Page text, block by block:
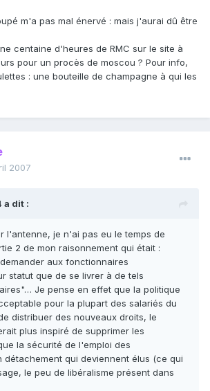
m'a pas mal énervé : mais j'aurai dû être
centaine d'heures de RMC sur le site à
pour un procès de moscou ? Pour info,
: une bouteille de champagne à qui les
2007
a dit :
l'antenne, je n'ai pas eu le temps de
2 de mon raisonnement qui était :
aux fonctionnaires
statut que de se livrer à de tels
Je pense en effet que la politique
pour la plupart des salariés du
distribuer des nouveaux droits, le
plus inspiré de supprimer les
la sécurité de l'emploi des
détachement qui deviennent élus (ce qui
le peu de libéralisme présent dans